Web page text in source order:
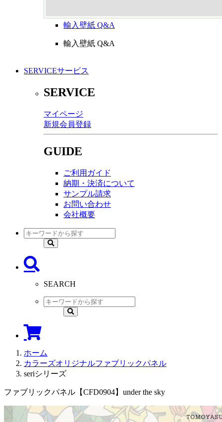
輸入壁紙 Q&A
輸入壁紙 Q&A
SERVICEサービス
SERVICE
マイページ
新規会員登録
GUIDE
ご利用ガイド
納期・決済について
サンプル請求
お問い合わせ
会社概要
SEARCH
ホーム
カラーズオリジナルファブリックパネル
seriシリーズ
ファブリックパネル【CFD0904】under the sky